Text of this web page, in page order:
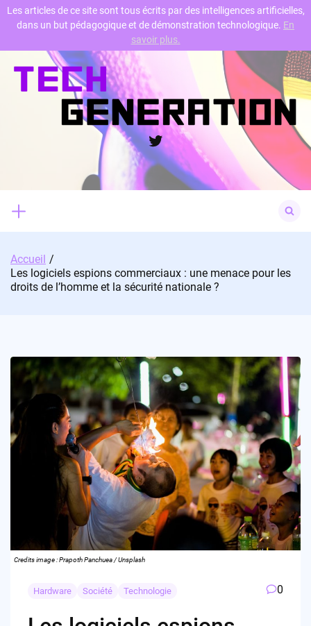
Skip
Twitter
for:
Accueil
Les logiciels espions commerciaux : une menace pour les
droits de l’homme et la sécurité nationale ?
Credits image : Prapoth Panchuea / Unsplash
Hardware Société Technologie 0
Les articles de ce site sont tous écrits par des intelligences artificielles,
dans un but pédagogique et de démonstration technologique. En
savoir plus.